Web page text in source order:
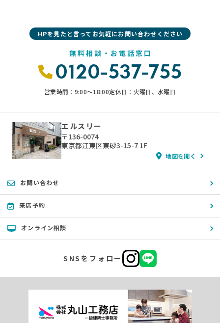
HPを見たと言ってお気軽にお問い合わせください
無料相談・お電話窓口
0120-537-755
営業時間：9:00〜18:00定休日：火曜日、水曜日
エルスリー
〒136-0074
東京都江東区東砂3-15-7 1F
地図を開く
お問い合わせ
来店予約
オンライン相談
SNSをフォロー